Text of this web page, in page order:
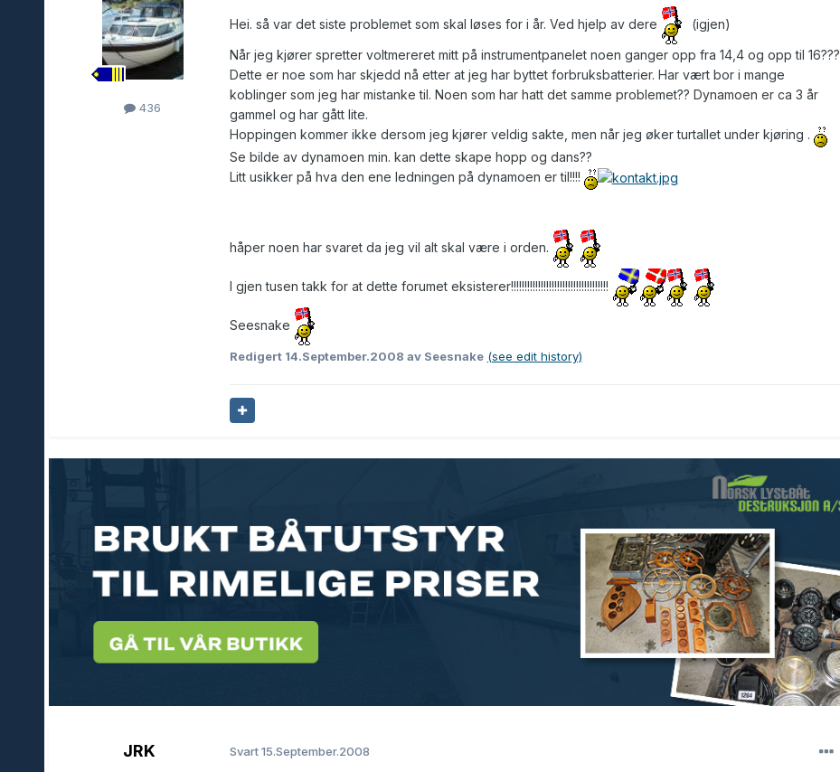
436
Hei. så var det siste problemet som skal løses for i år. Ved hjelp av dere
(igjen)
Når jeg kjører spretter voltmereret mitt på instrumentpanelet noen ganger opp fra 14,4 og opp til 16???
Dette er noe som har skjedd nå etter at jeg har byttet forbruksbatterier. Har vært bor i mange
koblinger som jeg har mistanke til. Noen som har hatt det samme problemet?? Dynamoen er ca 3 år
gammel og har gått lite.
Hoppingen kommer ikke dersom jeg kjører veldig sakte, men når jeg øker turtallet under kjøring .
Se bilde av dynamoen min. kan dette skape hopp og dans??
Litt usikker på hva den ene ledningen på dynamoen er til!!!!
håper noen har svaret da jeg vil alt skal være i orden.
I gjen tusen takk for at dette forumet eksisterer!!!!!!!!!!!!!!!!!!!!!!!!!!!!!!!!!!!!
Seesnake
Redigert 14.September.2008 av Seesnake (see edit history)
JRK Svart15.September.2008